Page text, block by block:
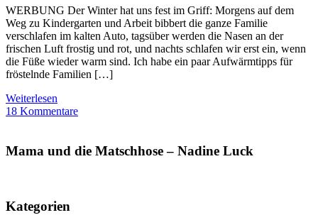
WERBUNG Der Winter hat uns fest im Griff: Morgens auf dem
Weg zu Kindergarten und Arbeit bibbert die ganze Familie
verschlafen im kalten Auto, tagsüber werden die Nasen an der
frischen Luft frostig und rot, und nachts schlafen wir erst ein, wenn
die Füße wieder warm sind. Ich habe ein paar Aufwärmtipps für
fröstelnde Familien […]
Weiterlesen
18 Kommentare
Mama und die Matschhose – Nadine Luck
Kategorien